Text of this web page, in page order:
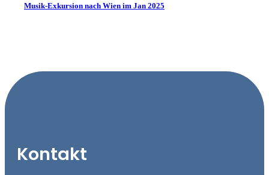
Musik-Exkursion nach Wien im Jan 2025
Kontakt